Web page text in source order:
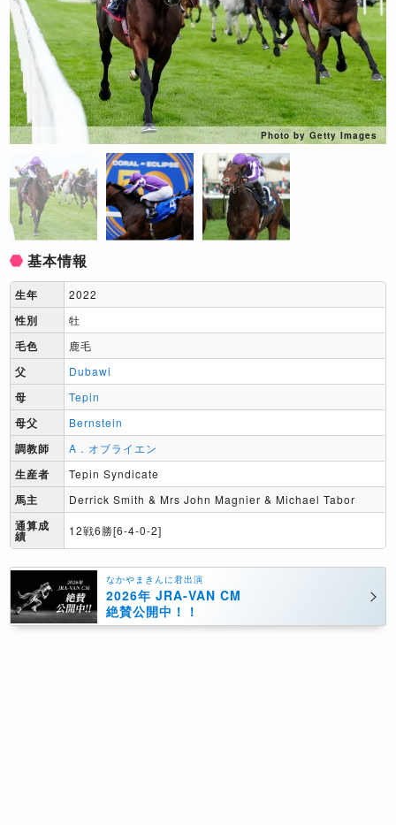
Photo by Getty Images
基本情報
生年 2022
性別 牡
毛色 鹿毛
父 Dubawi
母 Tepin
母父 Bernstein
調教師 A．オブライエン
生産者 Tepin Syndicate
馬主 Derrick Smith & Mrs John Magnier & Michael Tabor
通算成
績 12戦6勝[6-4-0-2]
なかやまきんに君出演
2026年 JRA-VAN CM
絶賛公開中！！